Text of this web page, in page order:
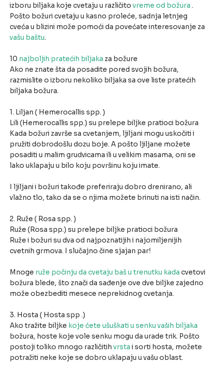
izboru biljaka koje cvetaju u različito vreme od božura .
Pošto božuri cvetaju u kasno proleće, sadnja letnjeg
cveća u blizini može pomoći da povećate interesovanje za
vašu baštu.
10 najboljih pratećih biljaka za božure
Ako ne znate šta da posadite pored svojih božura,
razmislite o izboru nekoliko biljaka sa ove liste pratećih
biljaka božura.
1. Liljan ( Hemerocallis spp. )
Lili (Hemerocallis spp.) su prelepe biljke pratioci božura
Kada božuri završe sa cvetanjem, ljiljani mogu uskočiti i
pružiti dobrodošlu dozu boje. A pošto ljiljane možete
posaditi u malim grudvicama ili u velikim masama, oni se
lako uklapaju u bilo koju površinu koju imate.
I ljiljani i božuri takođe preferiraju dobro drenirano, ali
vlažno tlo, tako da se o njima možete brinuti na isti način.
2. Ruže ( Rosa spp. )
Ruže (Rosa spp.) su prelepe biljke pratioci božura
Ruže i božuri su dva od najpoznatijih i najomiljenijih
cvetnih grmova. I slučajno čine sjajan par!
Mnoge ruže počinju da cvetaju baš u trenutku kada cvetovi
božura blede, što znači da sađenje ove dve biljke zajedno
može obezbediti mesece neprekidnog cvetanja.
3. Hosta ( Hosta spp .)
Ako tražite biljke koje ćete ušuškati u senku vaših biljaka
božura, hoste koje vole senku mogu da urade trik. Pošto
postoji toliko mnogo različitih vrsta i sorti hosta, možete
potražiti neke koje se dobro uklapaju u vašu oblast.